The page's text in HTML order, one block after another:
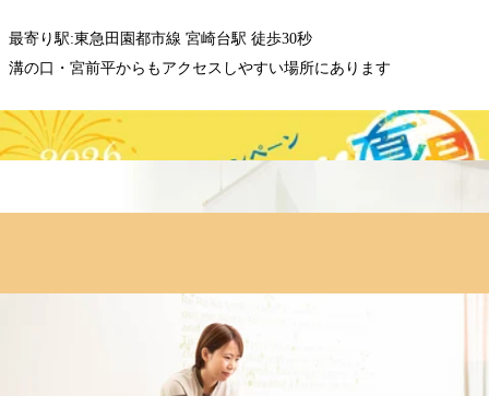
最寄り駅:東急田園都市線 宮崎台駅 徒歩30秒
溝の口・宮前平からもアクセスしやすい場所にあります
60日チャレンジでお得に施術を受けませんか?
【60日チャレンジでお得に施術を受けませんか?】新規限定
でボディケアを3回お得に受けられる60日チャレンジ券を配
布しております!〇価格60分 5,000円 90分 7,150円 120分